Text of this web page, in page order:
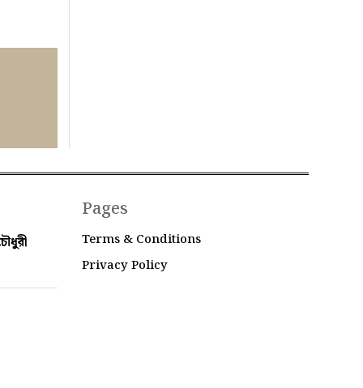
Pages
Terms & Conditions
Privacy Policy